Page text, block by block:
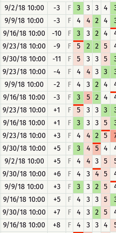
9/2/18 10:00 -3 F 3 3 3 4
9/9/18 10:00
-3 F 4 4 2 4
9/16/18 10:00
-10 F 3 3 2 4
9/23/18 10:00
-9 F 5 2 2 5
9/30/18 10:00
-11 F 5 3 3 5
9/23/18 10:00 -4 F 4 4 3 3
9/9/18 10:00 -2 F 4 3 2 4
9/16/18 10:00
-3 F 3 5 2 4
9/23/18 10:00
+1 F 5 3 3 3
9/16/18 10:00 +1 F 3 3 3 5
9/23/18 10:00
+3 F 4 4 2 5
9/30/18 10:00 +5 F 3 4 5 4
9/2/18 10:00 +5 F 4 4 3 5
9/30/18 10:00 +6 F 4 3 4 5
9/9/18 10:00 +3 F 3 3 2 5
9/16/18 10:00
+5 F 4 3 3 5
9/30/18 10:00
+7 F 4 3 2 5
9/16/18 10:00 +8 F 4 3 3 4